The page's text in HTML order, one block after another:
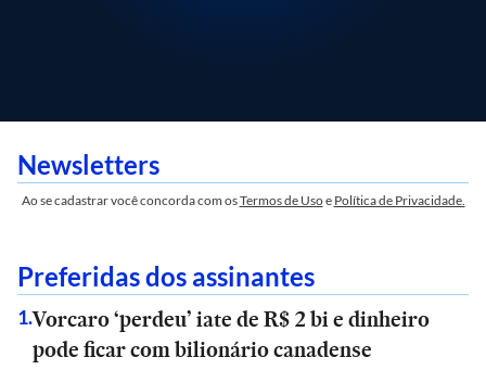
Newsletters
Ao se cadastrar você concorda com osTermos de Usoe Política de Privacidade.
Preferidas dos assinantes
1.Vorcaro ‘perdeu’ iate de R$ 2 bi e dinheiro
pode ficar com bilionário canadense